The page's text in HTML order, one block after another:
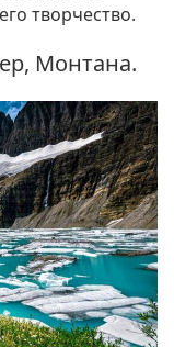
творчество.
Монтана.